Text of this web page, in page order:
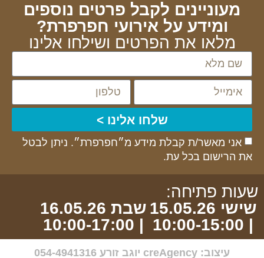
מעוניינים לקבל פרטים נוספים
ומידע על אירועי חפרפרת?
מלאו את הפרטים ושילחו אלינו
אני מאשר/ת קבלת מידע מ״חפרפרת״. ניתן לבטל
את הרישום בכל עת.
שלחו אלינו >
שעות פתיחה:
שישי 15.05.26
| 10:00-15:00
שבת 16.05.26
| 10:00-17:00
עיצוב: creAgency יוגב זורע 054-4941316